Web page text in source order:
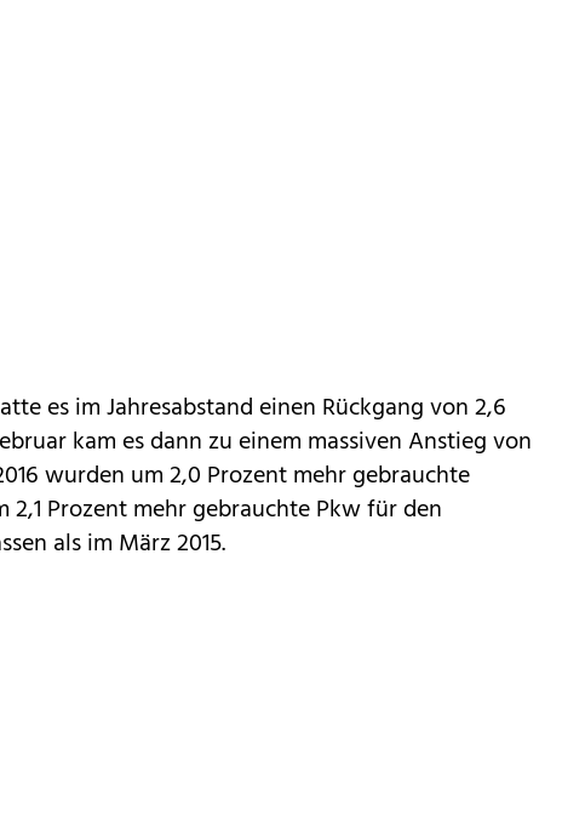
es im Jahresabstand einen Rückgang von 2,6
kam es dann zu einem massiven Anstieg von
wurden um 2,0 Prozent mehr gebrauchte
2,1 Prozent mehr gebrauchte Pkw für den
als im März 2015.